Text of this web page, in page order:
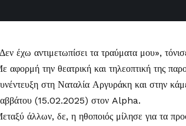
έχω αντιμετωπίσει τα τραύματα μου»,
αφορμή την θεατρική και τηλεοπτική της
στη Ναταλία Αργυράκη και στην
(15.02.2025) στον Alpha.
άλλων, δε, η ηθοποιός μίλησε για τα